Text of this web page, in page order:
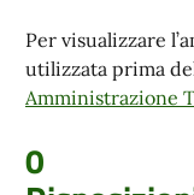
Per visualizzare
utilizzata prima
Amministrazione
0